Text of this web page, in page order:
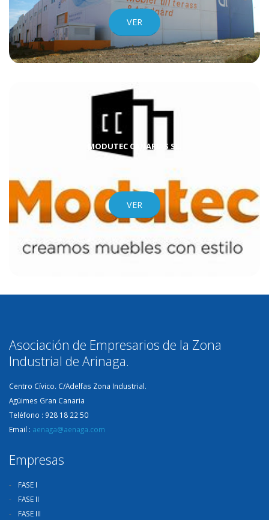
VER
MODUTEC CANARIAS SL.
VER
Asociación de Empresarios de la Zona
Industrial de Arinaga.
Centro Cívico. C/Adelfas Zona Industrial.
Agüimes Gran Canaria
Teléfono : 928 18 22 50
Email : aenaga@aenaga.com
Empresas
FASE I
FASE II
FASE III